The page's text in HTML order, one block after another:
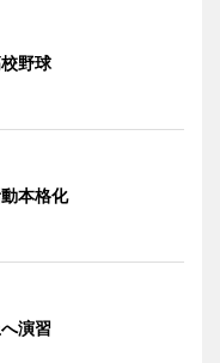
野球
本格化
演習